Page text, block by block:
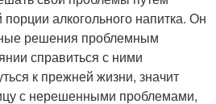
алкогольного напитка. Он
решения проблемным
справиться с ними
к прежней жизни, значит
с нерешенными проблемами,